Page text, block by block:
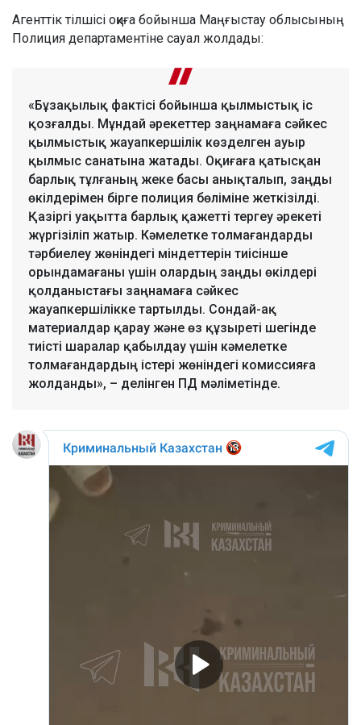
Агенттік тілшісі оқиға бойынша Маңғыстау облысының
Полиция департаментіне сауал жолдады:
«Бұзақылық фактісі бойынша қылмыстық іс
қозғалды. Мұндай әрекеттер заңнамаға сәйкес
қылмыстық жауапкершілік көзделген ауыр
қылмыс санатына жатады. Оқиғаға қатысқан
барлық тұлғаның жеке басы анықталып, заңды
өкілдерімен бірге полиция бөліміне жеткізілді.
Қазіргі уақытта барлық қажетті тергеу әрекеті
жүргізіліп жатыр. Кәмелетке толмағандарды
тәрбиелеу жөніндегі міндеттерін тиісінше
орындамағаны үшін олардың заңды өкілдері
қолданыстағы заңнамаға сәйкес
жауапкершілікке тартылды. Сондай-ақ
материалдар қарау және өз құзыреті шегінде
тиісті шаралар қабылдау үшін кәмелетке
толмағандардың істері жөніндегі комиссияға
жолданды», – делінген ПД мәліметінде.